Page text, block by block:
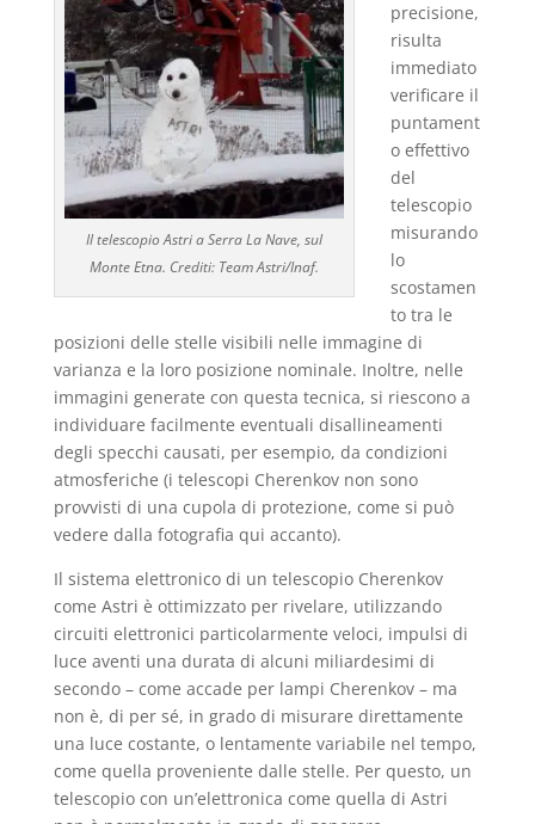
Il telescopio Astri a Serra La Nave, sul
Monte Etna. Crediti: Team Astri/Inaf.
precisione,
risulta
immediato
verificare il
puntament
o effettivo
del
telescopio
misurando
lo
scostamen
to tra le
posizioni delle stelle visibili nelle immagine di
varianza e la loro posizione nominale. Inoltre, nelle
immagini generate con questa tecnica, si riescono a
individuare facilmente eventuali disallineamenti
degli specchi causati, per esempio, da condizioni
atmosferiche (i telescopi Cherenkov non sono
provvisti di una cupola di protezione, come si può
vedere dalla fotografia qui accanto).
Il sistema elettronico di un telescopio Cherenkov
come Astri è ottimizzato per rivelare, utilizzando
circuiti elettronici particolarmente veloci, impulsi di
luce aventi una durata di alcuni miliardesimi di
secondo – come accade per lampi Cherenkov – ma
non è, di per sé, in grado di misurare direttamente
una luce costante, o lentamente variabile nel tempo,
come quella proveniente dalle stelle. Per questo, un
telescopio con un’elettronica come quella di Astri